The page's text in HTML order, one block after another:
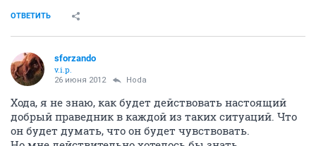
ОТВЕТИТЬ
sforzando
v.i.p.
26 июня 2012 Hoda
Хода, я не знаю, как будет действовать настоящий
добрый праведник в каждой из таких ситуаций. Что
он будет думать, что он будет чувствовать.